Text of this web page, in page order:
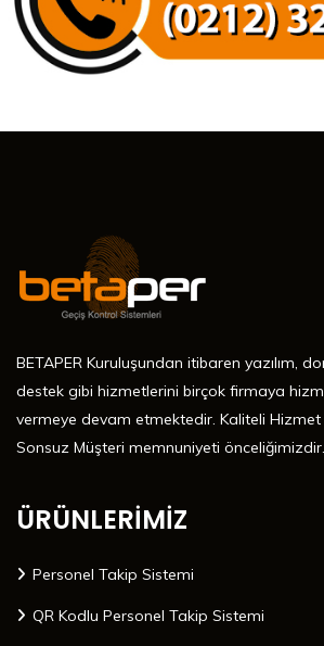
BETAPER Kuruluşundan itibaren yazılım,
destek gibi hizmetlerini birçok firmaya
vermeye devam etmektedir. Kaliteli
Sonsuz Müşteri memnuniyeti önceliğimizdir.
ÜRÜNLERİMİZ
Personel Takip Sistemi
QR Kodlu Personel Takip Sistemi